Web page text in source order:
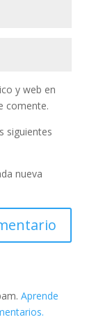
y web en
comente.
siguientes
nueva
Aprende